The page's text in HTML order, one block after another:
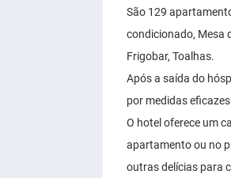
São 129
condicionado, Mesa
Frigobar, Toalhas.
Após a saída do
por medidas
O hotel oferece um
apartamento ou no
outras delícias para